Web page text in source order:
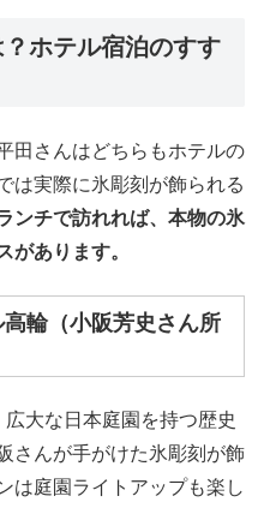
ホテル宿泊のすす
田さんはどちらもホテルの
は実際に氷彫刻が飾られる
ンチで訪れれば、本物の氷
があります。
輪（小阪芳史さん所
大な日本庭園を持つ歴史
さんが手がけた氷彫刻が飾
は庭園ライトアップも楽し